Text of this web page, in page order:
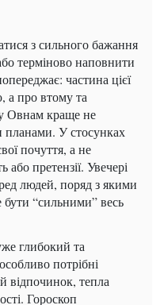
з сильного бажання
терміново наповнити
частина цієї
а про втому та
Овнам краще не
планами. У стосунках
почуття, а не
або претензії. Увечері
людей, поряд з якими
“сильними” весь
глибокий та
потрібні
відпочинок, тепла
Гороскоп